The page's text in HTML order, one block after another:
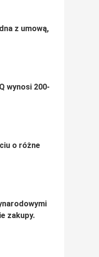
z umową,
wynosi 200-
o różne
zakupy.